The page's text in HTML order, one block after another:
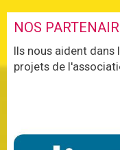
NOS
Ils nous aident dans
projets de